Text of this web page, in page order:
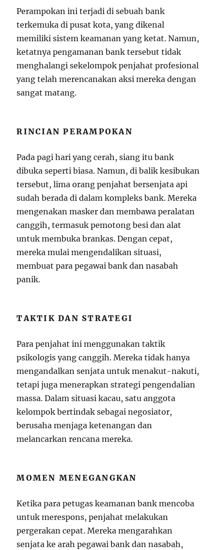
Perampokan ini terjadi di sebuah bank
terkemuka di pusat kota, yang dikenal
memiliki sistem keamanan yang ketat. Namun,
ketatnya pengamanan bank tersebut tidak
menghalangi sekelompok penjahat profesional
yang telah merencanakan aksi mereka dengan
sangat matang.
RINCIAN PERAMPOKAN
Pada pagi hari yang cerah, siang itu bank
dibuka seperti biasa. Namun, di balik kesibukan
tersebut, lima orang penjahat bersenjata api
sudah berada di dalam kompleks bank. Mereka
mengenakan masker dan membawa peralatan
canggih, termasuk pemotong besi dan alat
untuk membuka brankas. Dengan cepat,
mereka mulai mengendalikan situasi,
membuat para pegawai bank dan nasabah
panik.
TAKTIK DAN STRATEGI
Para penjahat ini menggunakan taktik
psikologis yang canggih. Mereka tidak hanya
mengandalkan senjata untuk menakut-nakuti,
tetapi juga menerapkan strategi pengendalian
massa. Dalam situasi kacau, satu anggota
kelompok bertindak sebagai negosiator,
berusaha menjaga ketenangan dan
melancarkan rencana mereka.
MOMEN MENEGANGKAN
Ketika para petugas keamanan bank mencoba
untuk merespons, penjahat melakukan
pergerakan cepat. Mereka mengarahkan
senjata ke arah pegawai bank dan nasabah,